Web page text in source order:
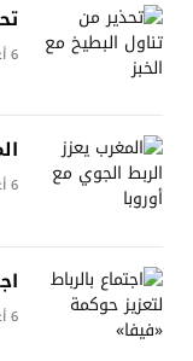
6 أغسطس، 2026 | 17:02
6 أغسطس، 2026 | 16:47
6 أغسطس، 2026 | 16:04